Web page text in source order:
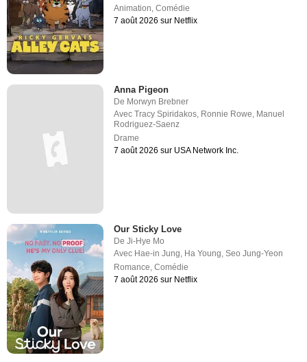
Animation ,Comédie
7 août 2026 sur Netflix
Anna Pigeon
De Morwyn Brebner
AvecTracy Spiridakos, Ronnie Rowe, Manuel
Rodriguez-Saenz
Drame
7 août 2026 sur USA Network Inc.
Our Sticky Love
DeJi-Hye Mo
Avec Hae-in Jung, Ha Young,Seo Jung-Yeon
Romance,Comédie
7 août 2026 sur Netflix